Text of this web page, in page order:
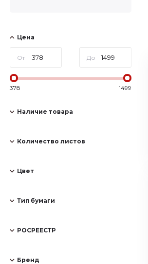
Цена
От До
378 1499
Наличие товара
Количество листов
Цвет
Тип бумаги
РОСРЕЕСТР
Бренд